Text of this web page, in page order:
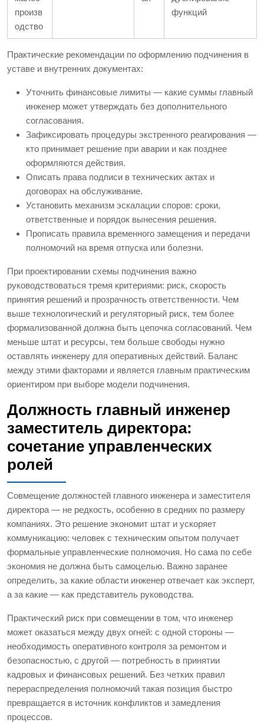
произв
одство
функций
Практические рекомендации по оформлению подчинения в
уставе и внутренних документах:
Уточнить финансовые лимиты — какие суммы главный
инженер может утверждать без дополнительного
согласования.
Зафиксировать процедуры экстренного реагирования —
кто принимает решение при аварии и как позднее
оформляются действия.
Описать права подписи в технических актах и
договорах на обслуживание.
Установить механизм эскалации споров: сроки,
ответственные и порядок вынесения решения.
Прописать правила временного замещения и передачи
полномочий на время отпуска или болезни.
При проектировании схемы подчинения важно
руководствоваться тремя критериями: риск, скорость
принятия решений и прозрачность ответственности. Чем
выше технологический и регуляторный риск, тем более
формализованной должна быть цепочка согласований. Чем
меньше штат и ресурсы, тем больше свободы нужно
оставлять инженеру для оперативных действий. Баланс
между этими факторами и является главным практическим
ориентиром при выборе модели подчинения.
Должность главный инженер
заместитель директора:
сочетание управленческих
ролей
Совмещение должностей главного инженера и заместителя
директора — не редкость, особенно в средних по размеру
компаниях. Это решение экономит штат и ускоряет
коммуникацию: человек с техническим опытом получает
формальные управленческие полномочия. Но сама по себе
экономия не должна быть самоцелью. Важно заранее
определить, за какие области инженер отвечает как эксперт,
а за какие — как представитель руководства.
Практический риск при совмещении в том, что инженер
может оказаться между двух огней: с одной стороны —
необходимость оперативного контроля за ремонтом и
безопасностью, с другой — потребность в принятии
кадровых и финансовых решений. Без четких правил
перераспределения полномочий такая позиция быстро
превращается в источник конфликтов и замедления
процессов.